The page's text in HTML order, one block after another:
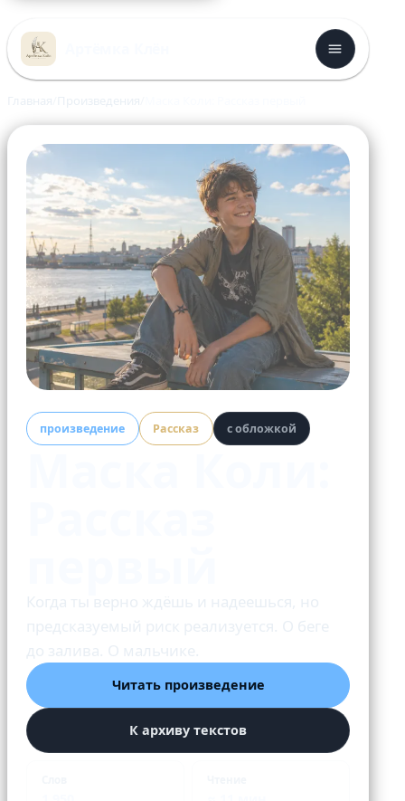
к
содержимому
произведение Рассказ с обложкой
Читать произведение
К архиву текстов